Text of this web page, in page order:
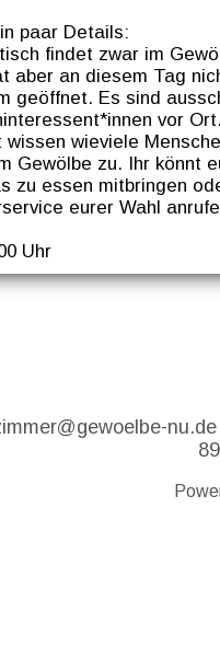
paar Details:
findet zwar im
aber an diesem Tag
geöffnet. Es sind
vor
wissen wieviele
Gewölbe zu. Ihr könnt
zu essen mitbringen
eurer Wahl
Uhr
nu.de